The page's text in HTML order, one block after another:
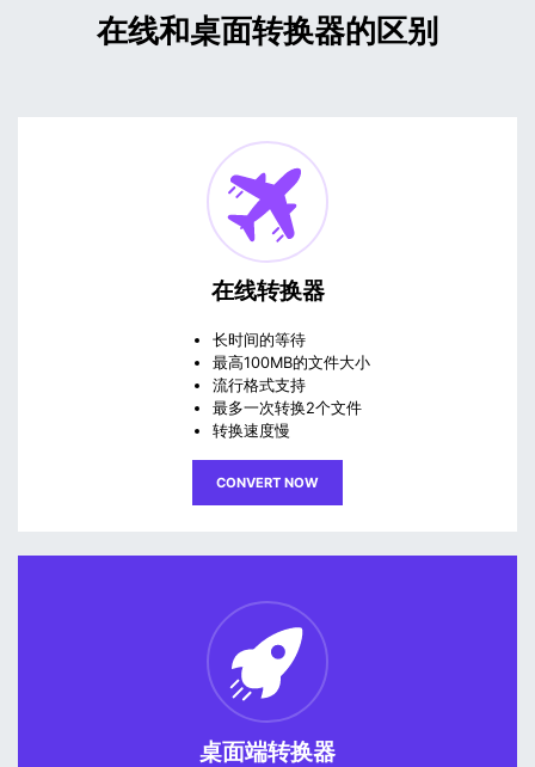
登录 注册
在线和桌面转换器的区别
在线转换器
长时间的等待
最高100MB的文件大小
流行格式支持
最多一次转换2个文件
转换速度慢
CONVERT NOW
桌面端转换器